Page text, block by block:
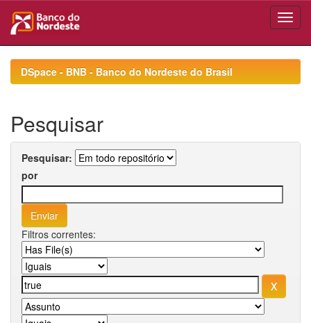
navigationDSpace - BNB - Banco do Nordeste do Brasil
Pesquisar
Pesquisar:
por
Filtros correntes: